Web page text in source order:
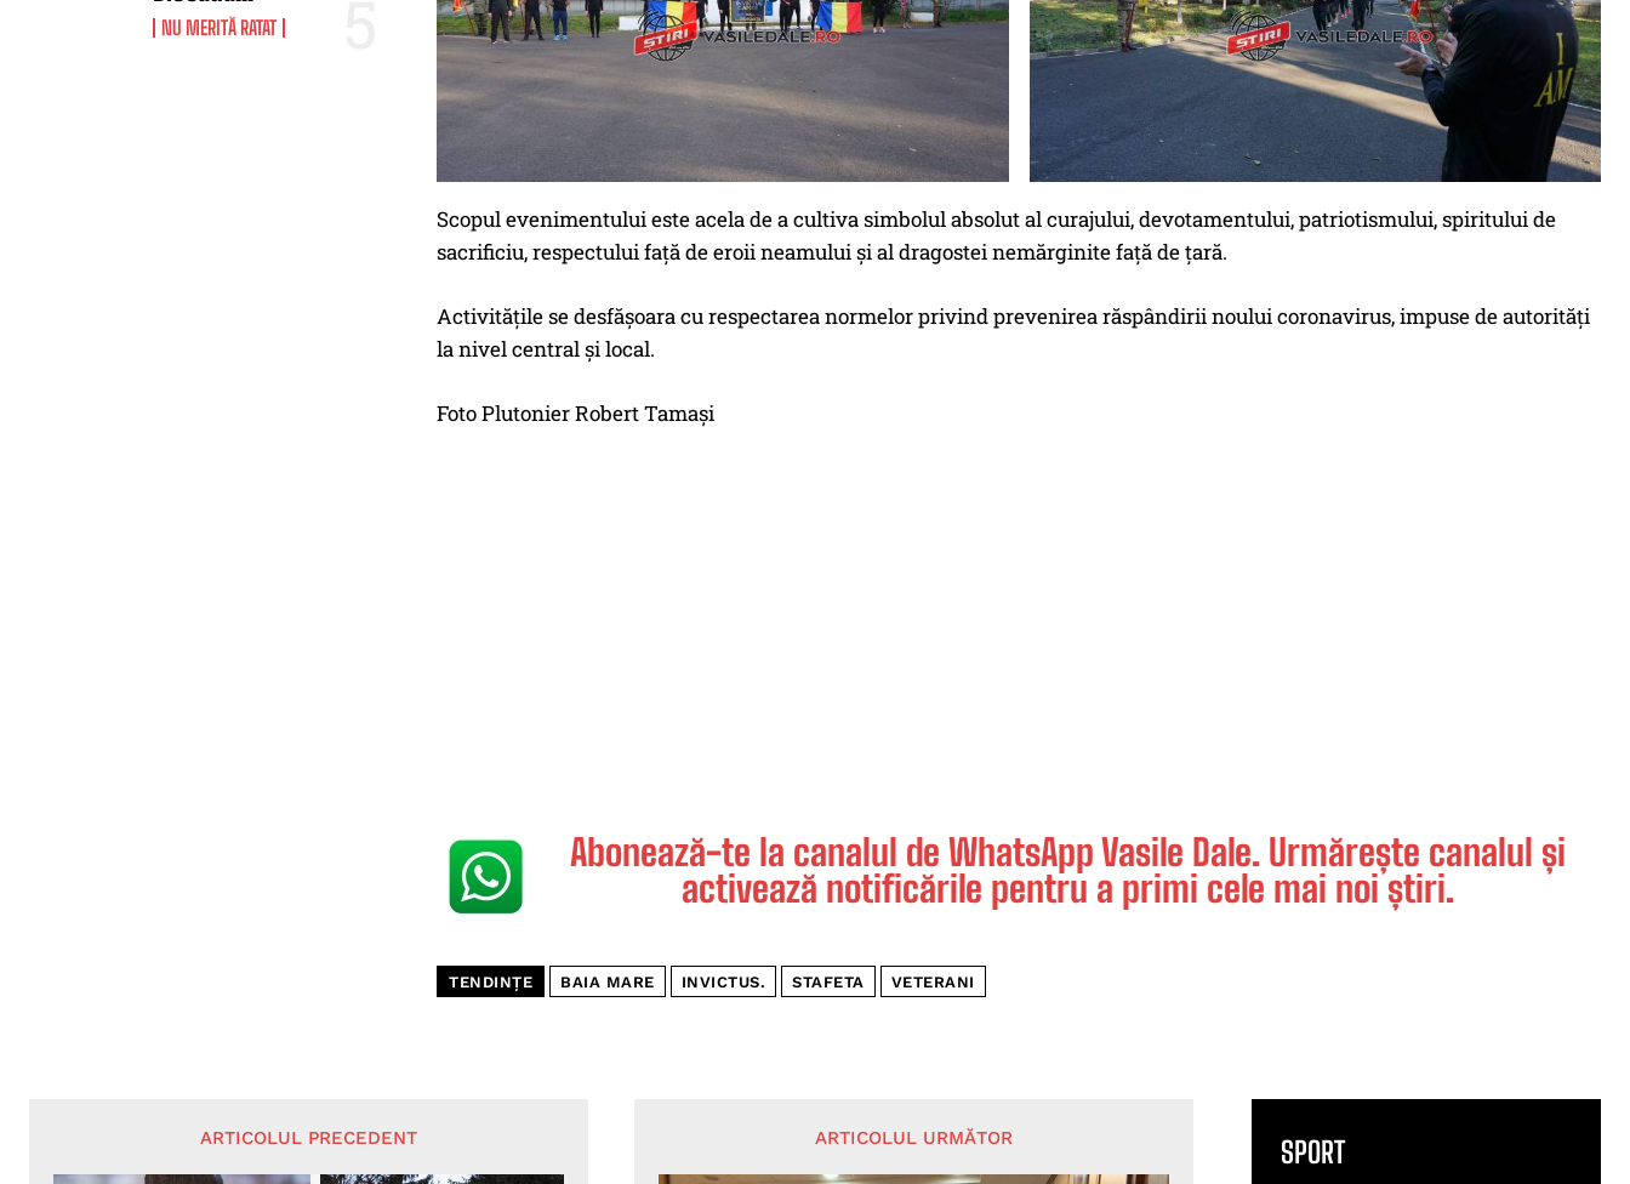
NU MERITĂ RATAT
Scopul evenimentului este acela de a cultiva simbolul absolut al curajului, devotamentului, patriotismului, spiritului de
sacrificiu, respectului față de eroii neamului și al dragostei nemărginite față de țară.
Activitățile se desfășoara cu respectarea normelor privind prevenirea răspândirii noului coronavirus, impuse de autorități
la nivel central și local.
Foto Plutonier Robert Tamaşi
Abonează-te la canalul de WhatsApp Vasile Dale. Urmărește canalul și
activează notificările pentru a primi cele mai noi știri.
TENDINȚE BAIA MARE INVICTUS. STAFETA VETERANI
ARTICOLUL PRECEDENT ARTICOLUL URMĂTOR SPORT